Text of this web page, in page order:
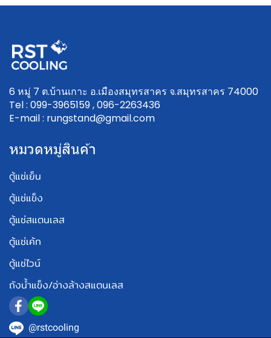
6 หมู่ 7 ต.บ้านเกาะ อ.เมืองสมุทรสาคร จ.สมุทรสาคร 74000
Tel : 099-3965159 , 096-2263436
E-mail : rungstand@gmail.com
หมวดหมู่สินค้า
ตู้แช่เย็น
ตู้แช่แข็ง
ตู้แช่สแตนเลส
ตู้แช่เค้ก
ตู้แช่ไวน์
ถังน้ำแข็ง/อ่างล้างสแตนเลส
@rstcooling